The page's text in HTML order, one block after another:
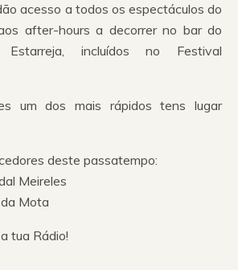
acesso a todos os espectáculos do
after-hours a decorrer no bar do
incluídos no Festival
um dos mais rápidos tens lugar
deste passatempo:
Meireles
Mota
tua Rádio!